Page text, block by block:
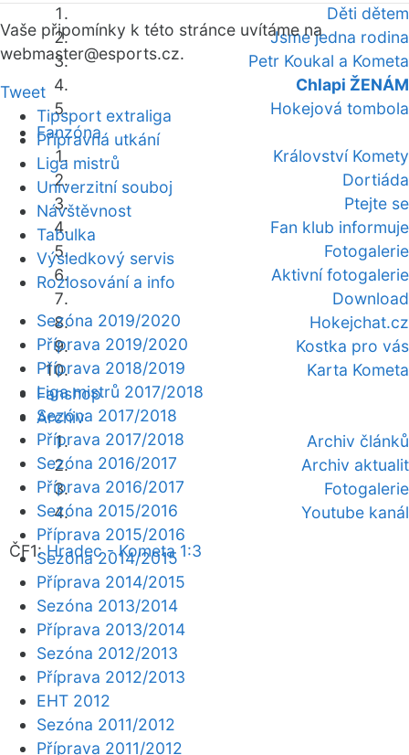
Děti dětem
Jsme jedna rodina
Petr Koukal a Kometa
Chlapi ŽENÁM
Hokejová tombola
Fanzóna
Království Komety
Dortiáda
Ptejte se
Fan klub informuje
Fotogalerie
Aktivní fotogalerie
Download
Hokejchat.cz
Kostka pro vás
Karta Kometa
Fanshop
Archiv
Archiv článků
Archiv aktualit
Fotogalerie
Youtube kanál
ČF1:Hradec - Kometa 1:3
Vaše připomínky k této stránce uvítáme na
webmaster@esports.cz.
Tweet
Tipsport extraliga
Přípravná utkání
Liga mistrů
Univerzitní souboj
Návštěvnost
Tabulka
Výsledkový servis
Rozlosování a info
Sezóna 2019/2020
Příprava 2019/2020
Příprava 2018/2019
Liga mistrů 2017/2018
Sezóna 2017/2018
Příprava 2017/2018
Sezóna 2016/2017
Příprava 2016/2017
Sezóna 2015/2016
Příprava 2015/2016
Sezóna 2014/2015
Příprava 2014/2015
Sezóna 2013/2014
Příprava 2013/2014
Sezóna 2012/2013
Příprava 2012/2013
EHT 2012
Sezóna 2011/2012
Příprava 2011/2012